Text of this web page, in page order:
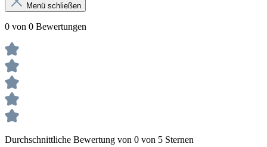
Menü schließen
0 von 0 Bewertungen
Durchschnittliche Bewertung von 0 von 5 Sternen